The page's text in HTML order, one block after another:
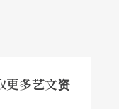
更多艺文资